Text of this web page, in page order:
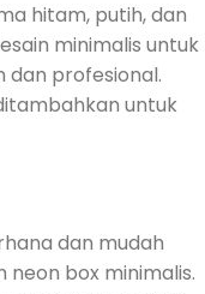
hitam, putih, dan
minimalis untuk
profesional.
untuk
dan mudah
box minimalis.